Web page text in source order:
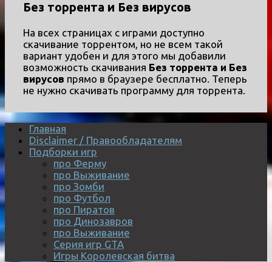
Без торрента и Без вирусов
На всех страницах с играми доступно
скачивание торрентом, но не всем такой
вариант удобен и для этого мы добавили
возможность скачивания Без торрента и Без
вирусов прямо в браузере бесплатно. Теперь
не нужно скачивать программу для торрента.
Главная
Disclaimer / Правообладателям
Подборки игр
про Ферму
про Выживание
про Зомби
про Футбол
про Пиратов
про Динозавров
про Выживание
Серия игр GTA
Игры Королевская битва